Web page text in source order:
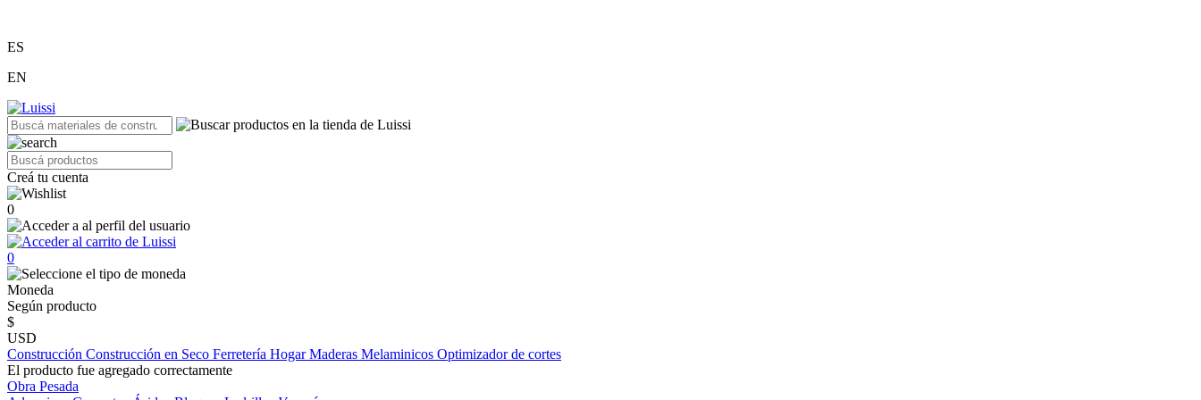
ES
EN
Creá tu cuenta
0
0
Moneda
Según producto
$
USD
Construcción Construcción en Seco Ferretería HogarMaderas Melaminicos Optimizador de cortes
El producto fue agregado correctamente
Obra Pesada